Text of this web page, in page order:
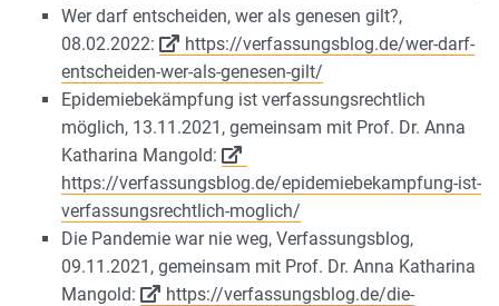
Wer darf entscheiden, wer als genesen gilt?,
08.02.2022:
https://verfassungsblog.de/wer-darf-
entscheiden-wer-als-genesen-gilt/
Epidemiebekämpfung ist verfassungsrechtlich
möglich, 13.11.2021, gemeinsam mit Prof. Dr. Anna
Katharina Mangold:
https://verfassungsblog.de/epidemiebekampfung-ist-
verfassungsrechtlich-moglich/
Die Pandemie war nie weg, Verfassungsblog,
09.11.2021, gemeinsam mit Prof. Dr. Anna Katharina
Mangold:
https://verfassungsblog.de/die-